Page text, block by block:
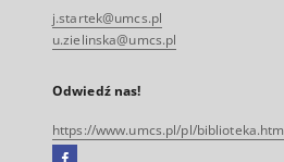
j.startek@umcs.pl
u.zielinska@umcs.pl
Odwiedź nas!
https://www.umcs.pl/pl/biblioteka.htm
Facebook